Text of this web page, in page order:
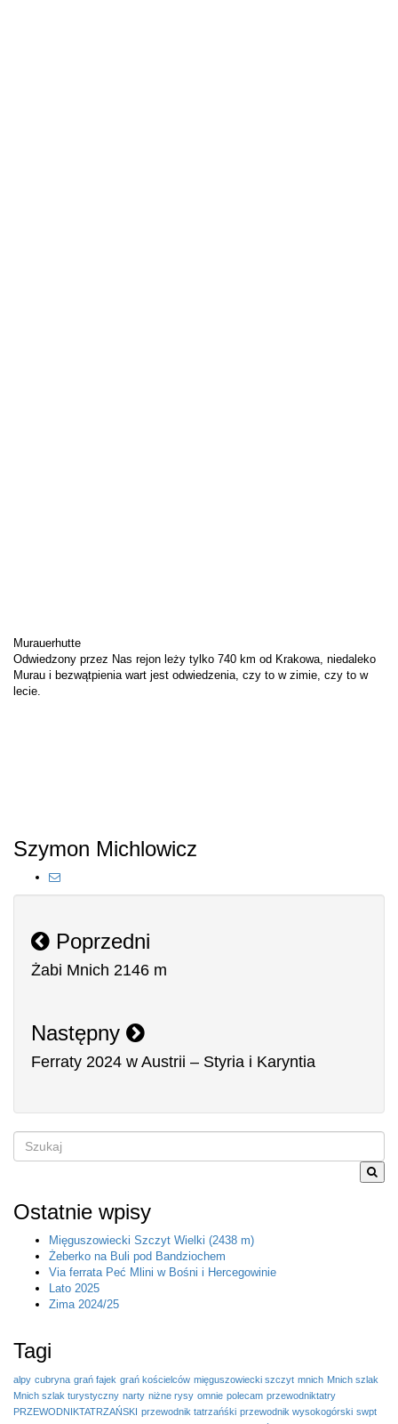
Murauerhutte
Odwiedzony przez Nas rejon leży tylko 740 km od Krakowa, niedaleko
Murau i bezwątpienia wart jest odwiedzenia, czy to w zimie, czy to w
lecie.
Szymon Michlowicz
Poprzedni
Żabi Mnich 2146 m
Następny
Ferraty 2024 w Austrii – Styria i Karyntia
Szukane
słowo
Ostatnie wpisy
Mięguszowiecki Szczyt Wielki (2438 m)
Żeberko na Buli pod Bandziochem
Via ferrata Peć Mlini w Bośni i Hercegowinie
Lato 2025
Zima 2024/25
Tagi
alpy cubryna grań fajek grań kościelców mięguszowiecki szczyt mnich Mnich szlak
Mnich szlak turystyczny narty niżne rysy omnie polecam przewodniktatry
PRZEWODNIKTATRZAŃSKI przewodnik tatrzańśki przewodnik wysokogórski swpt